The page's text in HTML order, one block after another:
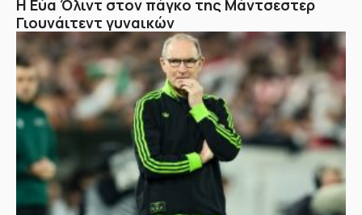
Η Εύα Όλιντ στον πάγκο της Μάντσεστερ
Γιουνάιτεντ γυναικών